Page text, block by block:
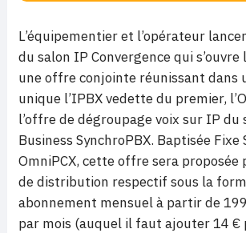
L’équipementier et l’opérateur
du salon IP Convergence qui
une offre conjointe réunissant dans
unique l’IPBX vedette du premier,
l’offre de dégroupage voix sur IP du
Business SynchroPBX. Baptisée Fixe
OmniPCX, cette offre sera proposée
de distribution respectif sous la
abonnement mensuel à partir de
par mois (auquel il faut ajouter 14